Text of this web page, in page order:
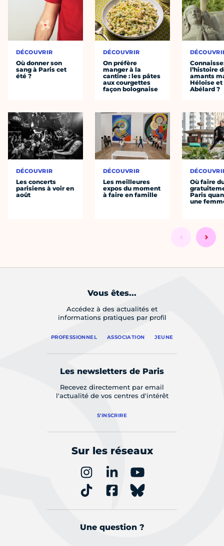
DÉCOUVRIR
Où donner son
sang à Paris cet
été ?
DÉCOUVRIR
Les concerts
parisiens à voir en
août
DÉCOUVRIR
On préfère
manger à la
cantine : les pâtes
aux courgettes
façon bolognaise
DÉCOUVRIR
Les meilleures
expos du moment
à faire en famille
l’histoire
amants
Héloïse et
Abélard ?
Où faire
Paris
une
Vous êtes...
Accédez à des actualités et
informations pratiques par profil
PROFESSIONNEL ASSOCIATION JEUNE
Les newsletters de Paris
Recevez directement par email
l'actualité de vos centres d'intérêt
S'INSCRIRE
Sur les réseaux
Une question ?